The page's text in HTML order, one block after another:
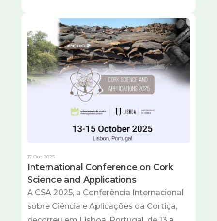
Imagem
17 Out 2025
International Conference on Cork
Science and Applications
A CSA 2025, a Conferência Internacional
sobre Ciência e Aplicações da Cortiça,